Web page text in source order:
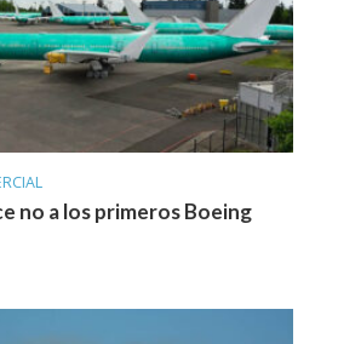
no a los primeros Boeing